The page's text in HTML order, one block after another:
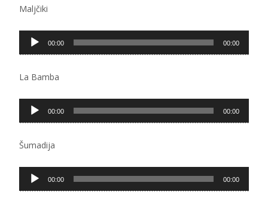
Maljčiki
Pregledač
zvučnih
00:00 00:00
La Bamba
Pregledač
zvučnih
00:00 00:00
Šumadija
Pregledač
zvučnih
00:00 00:00